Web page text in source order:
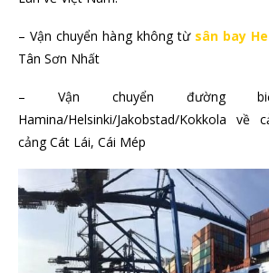
– Vận chuyển hàng không từ sân bay
Tân Sơn Nhất
– Vận chuyển đường
Hamina/Helsinki/Jakobstad/Kokkola về
cảng Cát Lái, Cái Mép